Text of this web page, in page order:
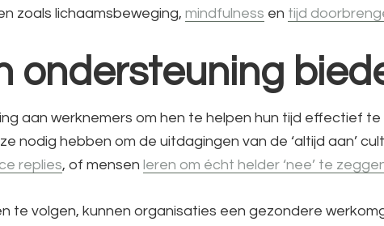
zoals lichaamsbeweging, mindfulness en tijd
ondersteuning
aan werknemers om hen te helpen hun tijd effectief
nodig hebben om de uitdagingen van de ‘altijd aan’
replies, of mensen leren om écht helder ‘nee’ te
te volgen, kunnen organisaties een gezondere